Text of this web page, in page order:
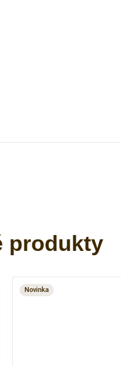
Novinka